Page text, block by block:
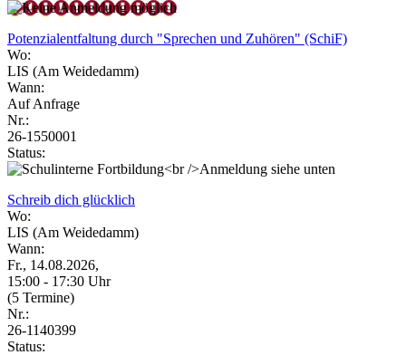
Potenzialentfaltung durch "Sprechen und Zuhören" (SchiF)
Wo:
LIS (Am Weidedamm)
Wann:
Auf Anfrage
Nr.:
26-1550001
Status:
Schreib dich glücklich
Wo:
LIS (Am Weidedamm)
Wann:
Fr., 14.08.2026,
15:00 - 17:30 Uhr
(5 Termine)
Nr.:
26-1140399
Status: